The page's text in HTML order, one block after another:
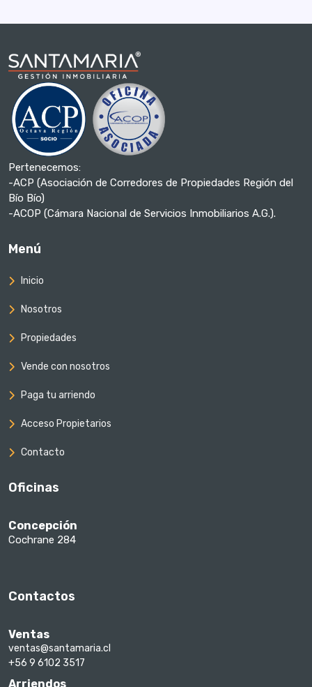
Pertenecemos:
-ACP (Asociación de Corredores de Propiedades Región del
Bío Bío)
-ACOP (Cámara Nacional de Servicios Inmobiliarios A.G.).
Menú
Inicio
Nosotros
Propiedades
Vende con nosotros
Paga tu arriendo
Acceso Propietarios
Contacto
Oficinas
Concepción
Cochrane 284
Contactos
Ventas
ventas@santamaria.cl
+56 9 6102 3517
Arriendos